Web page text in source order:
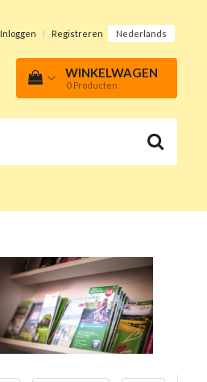
Inloggen | Registreren Nederlands
WINKELWAGEN
0 Producten